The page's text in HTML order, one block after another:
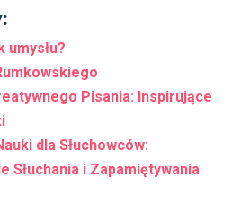
umysłu?
Pisania: Inspirujące
dla Słuchowców:
Słuchania i Zapamiętywania